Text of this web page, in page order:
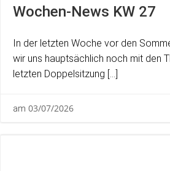
Wochen-News KW 27
In der letzten Woche vor den
wir uns hauptsächlich noch mit den
letzten Doppelsitzung […]
am 03/07/2026